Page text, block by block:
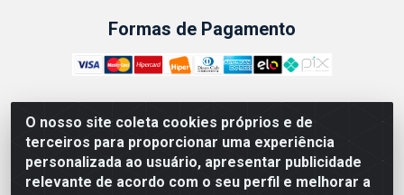
O nosso site coleta cookies próprios e de
terceiros para proporcionar uma experiência
personalizada ao usuário, apresentar publicidade
relevante de acordo com o seu perfil e melhorar a
Formas de Pagamento
ABRASEG COMÉRCIO ATACADISTA LTDA - CNPJ:
10.894.768/0001-00 - Avenida Lobo Júnior, 1045 -
Penha Circular - Rio de Janeiro - RJ - CEP 21020-124